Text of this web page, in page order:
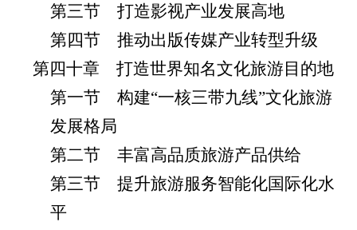
第三节 打造影视产业发展高地
第四节 推动出版传媒产业转型升级
第四十章 打造世界知名文化旅游目的地
第一节 构建“一核三带九线”文化旅游
发展格局
第二节 丰富高品质旅游产品供给
第三节 提升旅游服务智能化国际化水
平